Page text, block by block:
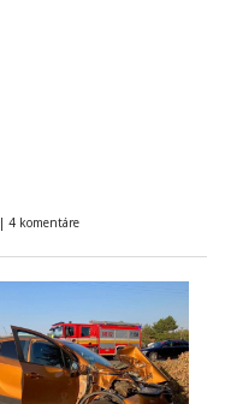
| 4 komentáre